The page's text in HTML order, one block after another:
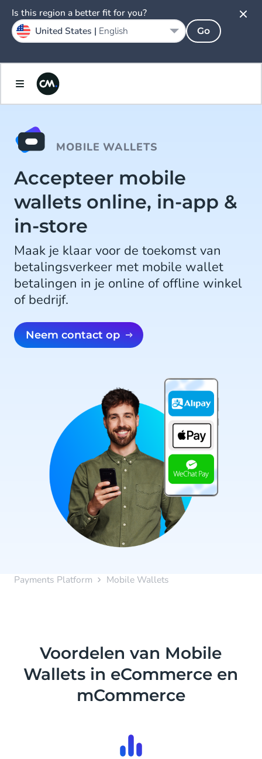
MOBILE WALLETS
Accepteer mobile
wallets online, in-app &
in-store
Maak je klaar voor de toekomst van
betalingsverkeer met mobile wallet
betalingen in je online of offline winkel
of bedrijf.
Neem contact op
Payments Platform Mobile Wallets
Voordelen van Mobile
Wallets in eCommerce en
mCommerce
Is this region a better fit for you?
United States | English Go